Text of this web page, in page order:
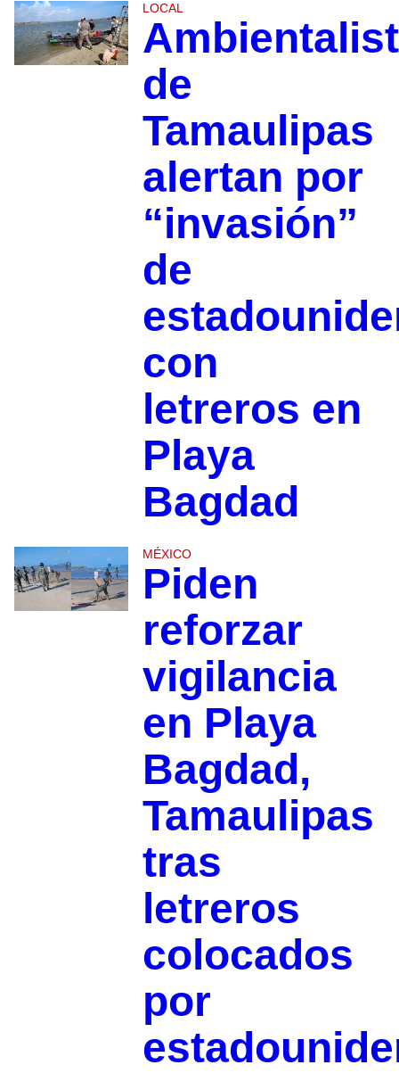
LOCAL
de
Tamaulipas
alertan por
“invasión”
de
con
letreros en
Playa
Bagdad
MÉXICO
Piden
reforzar
vigilancia
en Playa
Bagdad,
Tamaulipas
tras
letreros
colocados
por